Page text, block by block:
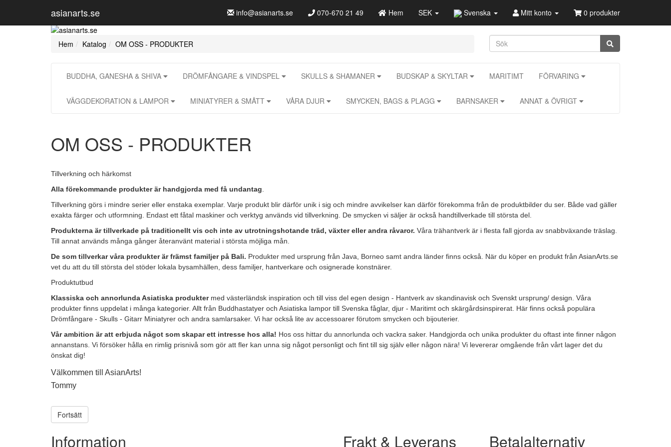
asianarts.se info@asianarts.se 070-670 21 49 Hem SEK Svenska Mitt konto 0 produkter
Hem Katalog OM OSS - PRODUKTER
BUDDHA, GANESHA & SHIVA DRÖMFÅNGARE & VINDSPEL SKULLS & SHAMANER BUDSKAP & SKYLTAR MARITIMT FÖRVARING
VÄGGDEKORATION & LAMPOR MINIATYRER & SMÅTT VÅRA DJUR SMYCKEN, BAGS & PLAGG BARNSAKER ANNAT & ÖVRIGT
OM OSS - PRODUKTER
Tillverkning och härkomst
Alla förekommande produkter är handgjorda med få undantag
Tillverkning görs i mindre serier eller enstaka exemplar. Varje produkt blir därför unik i sig och mindre avvikelser kan därför förekomma från de produktbilder du ser. Både vad gäller
exakta färger och utformning. Endast ett fåtal maskiner och verktyg används vid tillverkning. De smycken vi säljer är också handtillverkade till största del.
Produkterna är tillverkade på traditionellt vis och inte av utrotningshotande träd, växter eller andra råvaror. Våra trähantverk är i flesta fall gjorda av snabbväxande träslag.
Till annat används många gånger återanvänt material i största möjliga mån.
De som tillverkar våra produkter är främst familjer på Bali. Produkter med ursprung från Java, Borneo samt andra länder finns också. När du köper en produkt från AsianArts.se
vet du att du till största del stöder lokala bysamhällen, dess familjer, hantverkare och osignerade konstnärer.
Produktutbud
Klassiska och annorlunda Asiatiska produkter med västerländsk inspiration och till viss del egen design - Hantverk av skandinavisk och Svenskt ursprung/ design. Våra
produkter finns uppdelat i många kategorier. Allt från Buddhastatyer och Asiatiska lampor till Svenska fåglar, djur - Maritimt och skärgårdsinspirerat. Här finns också populära
Drömfångare - Skulls - Gitarr Miniatyrer och andra samlarsaker. Vi har också lite av accessoarer förutom smycken och bijouterier.
Vår ambition är att erbjuda något som skapar ett intresse hos alla! Hos oss hittar du annorlunda och vackra saker. Handgjorda och unika produkter du oftast inte finner någon
annanstans. Vi försöker hålla en rimlig prisnivå som gör att fler kan unna sig något personligt och fint till sig själv eller någon nära! Vi levererar omgående från vårt lager det du
önskat dig!
Välkommen till AsianArts!
Tommy
Fortsätt
Information Frakt & Leverans Betalalternativ